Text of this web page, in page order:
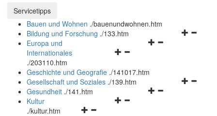
Servicetipps öffnen und schließen
Servicetipps
Bauen und Wohnen ./bauenundwohnen.htm
Navigationsmenü
schließen
Bildung und Forschung ./133.htm
Navigationsmenü
und
schließen
Europa und
Internationales
./203110.htm
Geschichte und Geografie ./141017.htm
Navigationsmenü
Gesellschaft und Soziales ./139.htm
Navigationsmenü
Gesundheit ./141.htm
Navigationsmenü
Kultur
./kultur.htm